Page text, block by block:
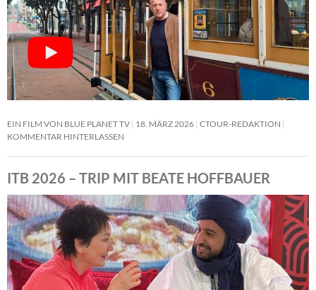
EIN FILM VON BLUE PLANET TV 18. MÄRZ 2026 CTOUR-REDAKTION
KOMMENTAR HINTERLASSEN
ITB 2026 – TRIP MIT BEATE HOFFBAUER